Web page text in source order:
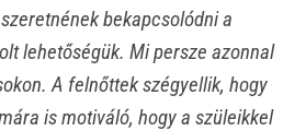
bekapcsolódni a
lehetőségük. Mi persze azonnal
A felnőttek szégyellik, hogy
is motiváló, hogy a szüleikkel